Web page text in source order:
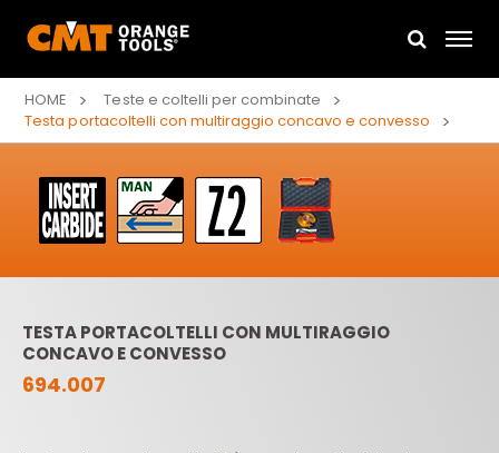
HOME
Teste e coltelli per combinate
Testa portacoltelli con multiraggio concavo e convesso
TESTA PORTACOLTELLI CON MULTIRAGGIO
CONCAVO E CONVESSO
694.007